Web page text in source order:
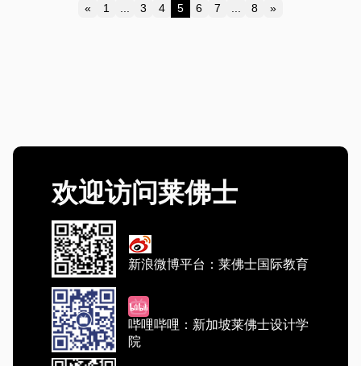
«
Previous
1 3 4 5 6 7 8 »
Next
欢迎访问莱佛士
新浪微博平台：莱佛士国际教育
哔哩哔哩：新加坡莱佛士设计学
院